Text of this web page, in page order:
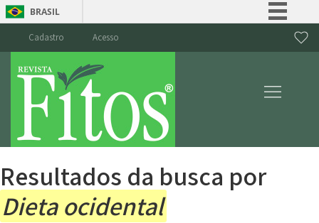
BRASIL
Canais
Cadastro Acesso
Resultados da busca por
Dieta ocidental